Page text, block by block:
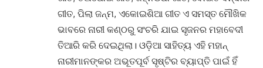
ଗୀତ, ପିଲା ଜନ୍ମ, ଏକୋଇଶିଆ ଗୀତ ଏ ସମସ୍ତ ମୌଖିକ
ଭାବରେ ନାରୀ କଣ୍ଠରୁ ସଂଚରି ଯାଇ ସୃଜନର ମହାବେଦୀ
ତିଆରି କରି ଦେଇଥିଲା। ଓଡ଼ିଆ ସାହିତ୍ୟ ଏହି ମହାନ୍
ନାରୀମାନଙ୍କର ଅଭୂତପୂର୍ବ ସୃଷ୍ଟିର ବ୍ୟାପ୍ତି ପାଇଁ ହିଁ